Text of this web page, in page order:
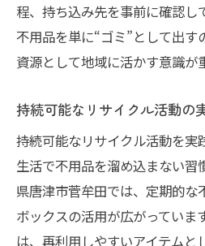
程、持ち込み先を事前に確認し
不用品を単に“ゴミ”として出す
資源として地域に活かす意識が
持続可能なリサイクル活動の
持続可能なリサイクル活動を実
生活で不用品を溜め込まない習
県唐津市菅牟田では、定期的な
ボックスの活用が広がっていま
は、再利用しやすいアイテムと